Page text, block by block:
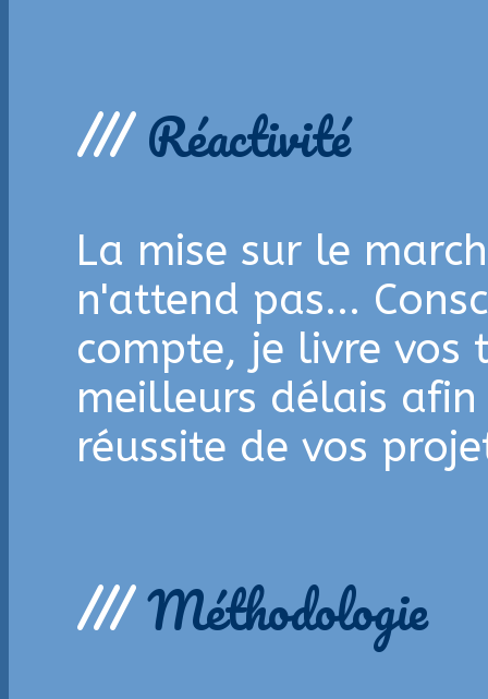
///Réactivité
La mise sur le
n'attend pas...
compte, je livre vos
meilleurs délais
réussite de vos
///Méthodologie